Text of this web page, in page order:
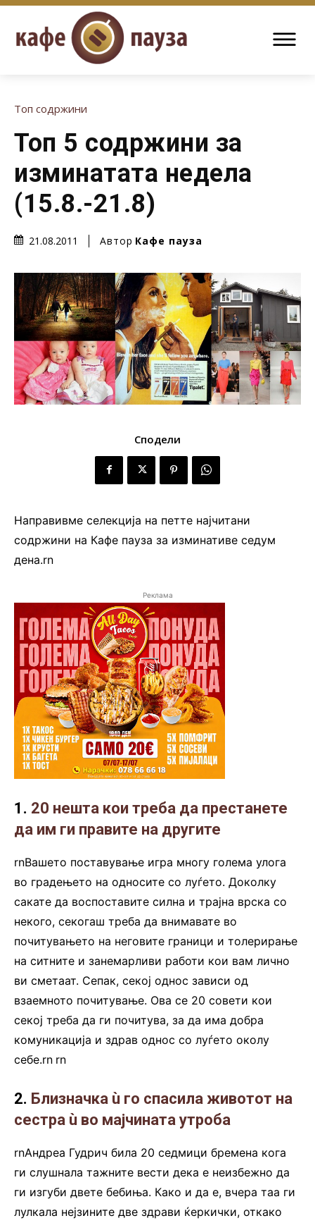
Топ содржини
Топ 5 содржини за
изминатата недела
(15.8.-21.8)
21.08.2011 Автор Кафе пауза
Сподели
Направивме селекција на петте најчитани
содржини на Кафе пауза за изминативе седум
дена.rn
Реклама
1. 20 нешта кои треба да престанете
да им ги правите на другите
rnВашето поставување игра многу голема улога
во градењето на односите со луѓето. Доколку
сакате да воспоставите силна и трајна врска со
некого, секогаш треба да внимавате во
почитувањето на неговите граници и толерирање
на ситните и занемарливи работи кои вам лично
ви сметаат. Сепак, секој однос зависи од
взаемното почитување. Ова се 20 совети кои
секој треба да ги почитува, за да има добра
комуникација и здрав однос со луѓето околу
себе.rn rn
2. Близначка ù го спасила животот на
сестра ù во мајчината утроба
rnАндреа Гудрич била 20 седмици бремена кога
ги слушнала тажните вести дека е неизбежно да
ги изгуби двете бебиња. Како и да е, вчера таа ги
лулкала нејзините две здрави ќеркички, откако